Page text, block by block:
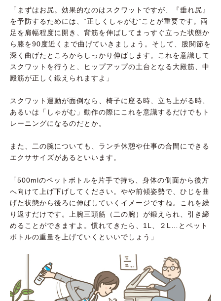
「まずはお尻。効果的なのはスクワットですが、『垂れ尻』
を予防するためには、“正しくしゃがむ”ことが重要です。両
足を肩幅程度に開き、背筋を伸ばしてまっすぐ立った状態か
ら膝を90度近くまで曲げていきましょう。そして、股関節を
深く曲げたところからしっかり伸ばします。これを意識して
スクワットを行うと、ヒップアップの土台となる大殿筋、中
殿筋が正しく鍛えられますよ」
スクワット運動が面倒なら、椅子に座る時、立ち上がる時、
あるいは「しゃがむ」動作の際にこれを意識するだけでもト
レーニングになるのだとか。
また、二の腕についても、ランチ休憩や仕事の合間にできる
エクササイズがあるといいます。
「500mlのペットボトルを片手で持ち、身体の側面から後方
へ向けて上げ下げしてください。やや前傾姿勢で、ひじを曲
げた状態から後ろに伸ばしていくイメージですね。これを繰
り返すだけです。上腕三頭筋（二の腕）が鍛えられ、引き締
めることができますよ。慣れてきたら、1L、２L…とペット
ボトルの重量を上げていくといいでしょう」